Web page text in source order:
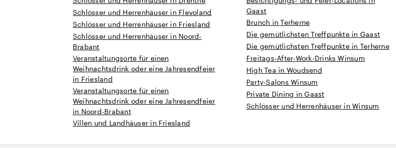
Schlösser und Herrenhäuser in Flevoland
Schlösser und Herrenhäuser in Friesland
Schlösser und Herrenhäuser in Noord-
Brabant
Veranstaltungsorte für einen
Weihnachtsdrink oder eine Jahresendfeier
in Friesland
Veranstaltungsorte für einen
Weihnachtsdrink oder eine Jahresendfeier
in Noord-Brabant
Villen und Landhäuser in Friesland
Gaast
Brunch in Terherne
Die gemütlichsten Treffpunkte in Gaast
Die gemütlichsten Treffpunkte in Terherne
Freitags-After-Work-Drinks Winsum
High Tea in Woudsend
Party-Salons Winsum
Private Dining in Gaast
Schlösser und Herrenhäuser in Winsum